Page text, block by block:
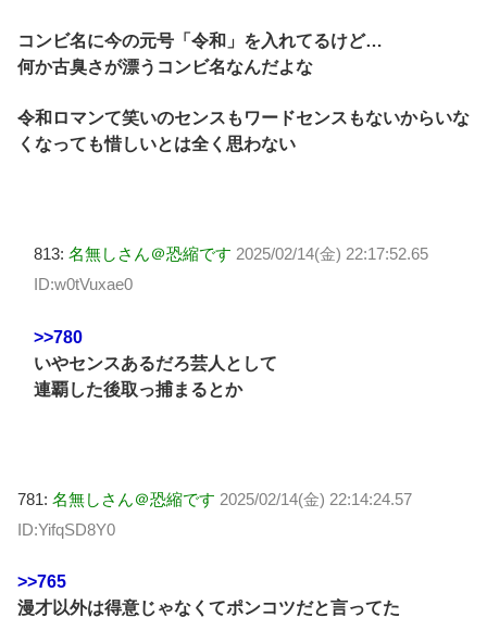
コンビ名に今の元号「令和」を入れてるけど…
何か古臭さが漂うコンビ名なんだよな
令和ロマンて笑いのセンスもワードセンスもないからいな
くなっても惜しいとは全く思わない
813: 名無しさん＠恐縮です 2025/02/14(金) 22:17:52.65
ID:w0tVuxae0
>>780
いやセンスあるだろ芸人として
連覇した後取っ捕まるとか
781: 名無しさん＠恐縮です 2025/02/14(金) 22:14:24.57
ID:YifqSD8Y0
>>765
漫才以外は得意じゃなくてポンコツだと言ってた